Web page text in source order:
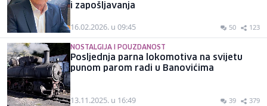
i zapošljavanja
16.02.2026. u 09:45 50 123
NOSTALGIJA I POUZDANOST
Posljednja parna lokomotiva na svijetu
punom parom radi u Banovićima
13.11.2025. u 16:49 39 379